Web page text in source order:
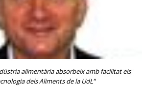
alimentària absorbeix amb facilitat els
dels Aliments de la UdL"